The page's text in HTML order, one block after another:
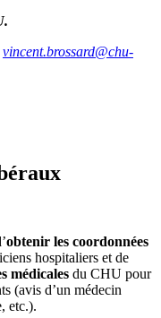
vincent.brossard@chu-
obtenir les coordonnées
hospitaliers et de
médicales du CHU pour
(avis d’un médecin
etc.).